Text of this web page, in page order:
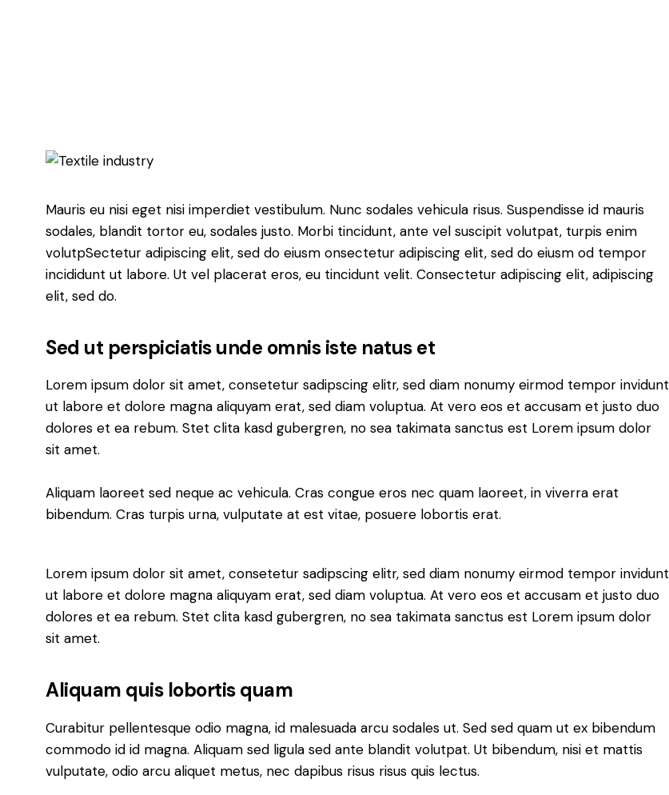
Mauris eu nisi eget nisi imperdiet vestibulum. Nunc sodales vehicula risus. Suspendisse id mauris
sodales, blandit tortor eu, sodales justo. Morbi tincidunt, ante vel suscipit volutpat, turpis enim
volutpSectetur adipiscing elit, sed do eiusm onsectetur adipiscing elit, sed do eiusm od tempor
incididunt ut labore. Ut vel placerat eros, eu tincidunt velit. Consectetur adipiscing elit, adipiscing
elit, sed do.
Sed ut perspiciatis unde omnis iste natus et
Lorem ipsum dolor sit amet, consetetur sadipscing elitr, sed diam nonumy eirmod tempor invidunt
ut labore et dolore magna aliquyam erat, sed diam voluptua. At vero eos et accusam et justo duo
dolores et ea rebum. Stet clita kasd gubergren, no sea takimata sanctus est Lorem ipsum dolor
sit amet.
Aliquam laoreet sed neque ac vehicula. Cras congue eros nec quam laoreet, in viverra erat
bibendum. Cras turpis urna, vulputate at est vitae, posuere lobortis erat.
Lorem ipsum dolor sit amet, consetetur sadipscing elitr, sed diam nonumy eirmod tempor invidunt
ut labore et dolore magna aliquyam erat, sed diam voluptua. At vero eos et accusam et justo duo
dolores et ea rebum. Stet clita kasd gubergren, no sea takimata sanctus est Lorem ipsum dolor
sit amet.
Aliquam quis lobortis quam
Curabitur pellentesque odio magna, id malesuada arcu sodales ut. Sed sed quam ut ex bibendum
commodo id id magna. Aliquam sed ligula sed ante blandit volutpat. Ut bibendum, nisi et mattis
vulputate, odio arcu aliquet metus, nec dapibus risus risus quis lectus.